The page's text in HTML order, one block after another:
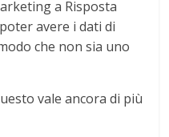
a Risposta
avere i dati di
che non sia uno
vale ancora di più